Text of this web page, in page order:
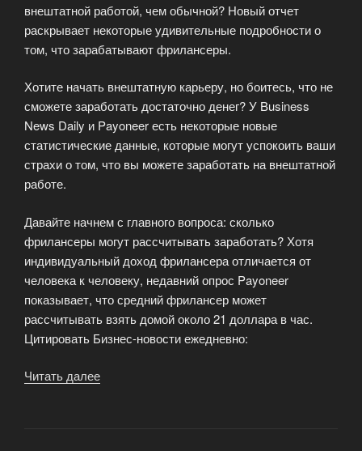
внештатной работой, чем обычной? Новый отчет
раскрывает некоторые удивительные подробности о
том, что зарабатывают фрилансеры.
Хотите начать внештатную карьеру, но боитесь, что не
сможете заработать достаточно денег? У Business
News Daily и Payoneer есть некоторые новые
статистические данные, которые могут успокоить ваши
страхи о том, что вы можете заработать на внештатной
работе.
Давайте начнем с главного вопроса: сколько
фрилансеры могут рассчитывать заработать? Хотя
индивидуальный доход фрилансера отличается от
человека к человеку, недавний опрос Payoneer
показывает, что средний фрилансер может
рассчитывать взять домой около 21 доллара в час.
Цитировать Бизнес-новости ежедневно:
Читать далее